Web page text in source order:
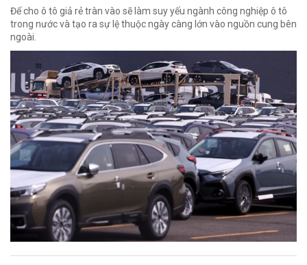
Để cho ô tô giả rẻ tràn vào sẽ làm suy yếu ngành công nghiệp ô tô
trong nước và tạo ra sự lệ thuộc ngày càng lớn vào nguồn cung bên
ngoài.